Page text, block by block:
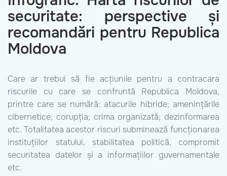
securitate: perspective și
recomandări pentru Republica
Moldova
Care ar trebui să fie acțiunile pentru a contracara
riscurile cu care se confruntă Republica Moldova,
printre care se numără: atacurile hibride; amenințările
cibernetice; corupția; crima organizată; dezinformarea
etc. Totalitatea acestor riscuri subminează funcționarea
instituțiilor statului, stabilitatea politică, compromit
securitatea datelor și a informațiilor guvernamentale
etc.